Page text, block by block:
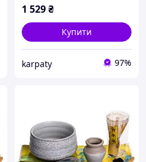
1 529₴
Купити
karpaty 97%